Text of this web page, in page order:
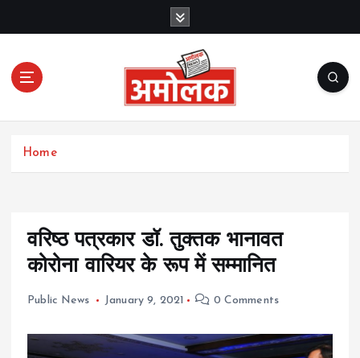
c
Amolak News
Home
वरिष्ठ पत्रकार डॉ. तुक्तक भानावत
कोरोना वारियर के रूप में सम्मानित
Public News January 9, 2021 0 Comments